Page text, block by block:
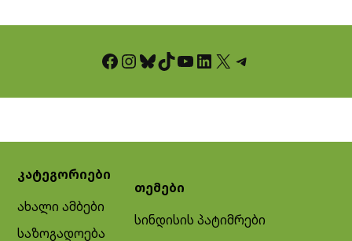
Facebook InstagramBluesky TikTok YouTube LinkedIn X Telegram
კატეგორიები
ახალი ამბები
საზოგადოება
თემები
სინდისის პატიმრები